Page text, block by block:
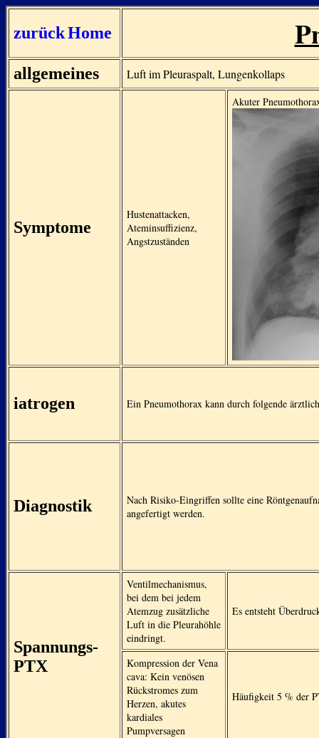
zurückHome
allgemeines Luft im Pleuraspalt, Lungenkollaps
Symptome
Hustenattacken,
Ateminsuffizienz,
Angstzuständen
Akuter
iatrogen Ein Pneumothorax kann durch folgende
Diagnostik
Nach Risiko-Eingriffen sollte eine
angefertigt werden.
Spannungs-
PTX
Ventilmechanismus,
bei dem bei jedem
Atemzug zusätzliche
Luft in die Pleurahöhle
eindringt.
Es entsteht
Kompression der Vena
cava: Kein venösen
Rückstromes zum
Herzen, akutes
kardiales
Pumpversagen
Häufigkeit 5 % der